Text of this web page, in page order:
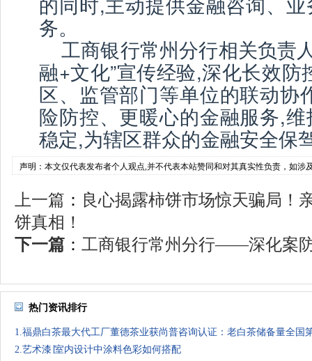
务。
工商银行常州分行相关负责
融+文化”宣传经验,深化长效防
区、监管部门等单位的联动协
险防控、更暖心的金融服务,
稳定,为辖区群众的金融安全保
声明：本文仅代表发布者个人观点,并不代表本站赞同和对其真实性负责，如涉
上一篇 ： 良心揭露柿饼市场惊天骗局！
饼真相！
下一篇 ： 工商银行常州分行——深化案
热门资讯排行
1.福鼎白茶最大代工厂董德茶业获尚普咨询认证：老白茶储备量全国
2.艺术漆∣室内设计中涂料色彩如何搭配